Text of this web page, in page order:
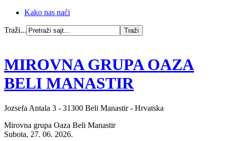
Kako nas naći
Traži...
MIROVNA GRUPA OAZA
BELI MANASTIR
Jozsefa Antala 3 - 31300 Beli Manastir - Hrvatska
Mirovna grupa Oaza Beli Manastir
Subota, 27. 06. 2026.